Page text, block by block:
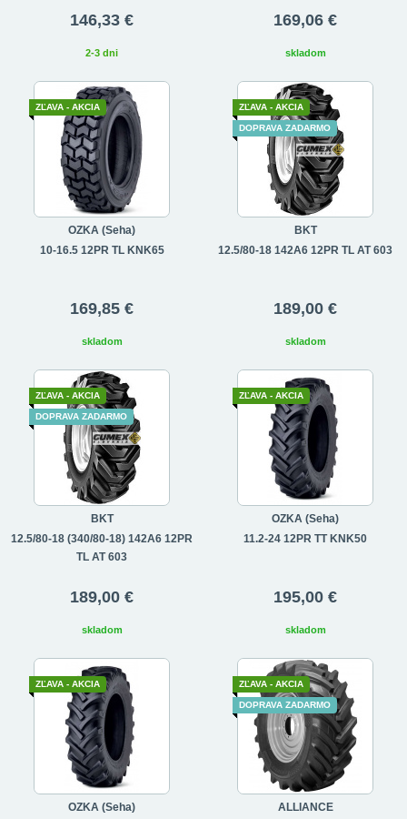
146,33 €
2-3 dni
169,06 €
skladom
OZKA (Seha)
10-16.5 12PR TL KNK65
ZĽAVA - AKCIA
169,85 €
skladom
BKT
12.5/80-18 142A6 12PR TL AT 603
ZĽAVA - AKCIA
DOPRAVA ZADARMO
189,00 €
skladom
BKT
12.5/80-18 (340/80-18) 142A6 12PR
TL AT 603
ZĽAVA - AKCIA
DOPRAVA ZADARMO
189,00 €
skladom
OZKA (Seha)
11.2-24 12PR TT KNK50
ZĽAVA - AKCIA
195,00 €
skladom
OZKA (Seha)
ZĽAVA - AKCIA
ALLIANCE
ZĽAVA - AKCIA
DOPRAVA ZADARMO